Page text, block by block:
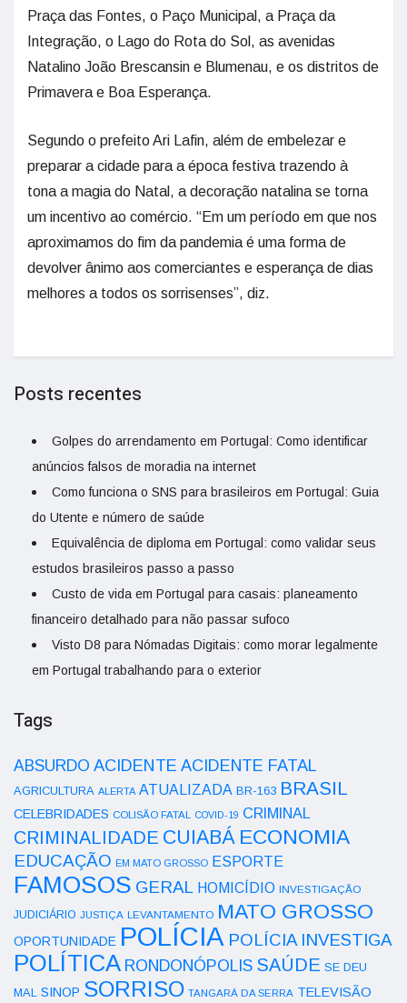
Praça das Fontes, o Paço Municipal, a Praça da
Integração, o Lago do Rota do Sol, as avenidas
Natalino João Brescansin e Blumenau, e os distritos de
Primavera e Boa Esperança.
Segundo o prefeito Ari Lafin, além de embelezar e
preparar a cidade para a época festiva trazendo à
tona a magia do Natal, a decoração natalina se torna
um incentivo ao comércio. “Em um período em que nos
aproximamos do fim da pandemia é uma forma de
devolver ânimo aos comerciantes e esperança de dias
melhores a todos os sorrisenses”, diz.
Posts recentes
Golpes do arrendamento em Portugal: Como identificar
anúncios falsos de moradia na internet
Como funciona o SNS para brasileiros em Portugal: Guia
do Utente e número de saúde
Equivalência de diploma em Portugal: como validar seus
estudos brasileiros passo a passo
Custo de vida em Portugal para casais: planeamento
financeiro detalhado para não passar sufoco
Visto D8 para Nómadas Digitais: como morar legalmente
em Portugal trabalhando para o exterior
Tags
ABSURDO ACIDENTE ACIDENTE FATAL
AGRICULTURA ALERTA ATUALIZADA BR-163 BRASIL
CELEBRIDADES COLISÃO FATAL COVID-19 CRIMINAL
CRIMINALIDADE CUIABÁ ECONOMIA
EDUCAÇÃO EM MATO GROSSO ESPORTE
FAMOSOS GERAL HOMICÍDIO INVESTIGAÇÃO
JUDICIÁRIO JUSTIÇA LEVANTAMENTO MATO GROSSO
OPORTUNIDADE POLÍCIA POLÍCIA INVESTIGA
POLÍTICA RONDONÓPOLIS SAÚDE SE DEU
MAL SINOP SORRISO TANGARÁ DA SERRA TELEVISÃO